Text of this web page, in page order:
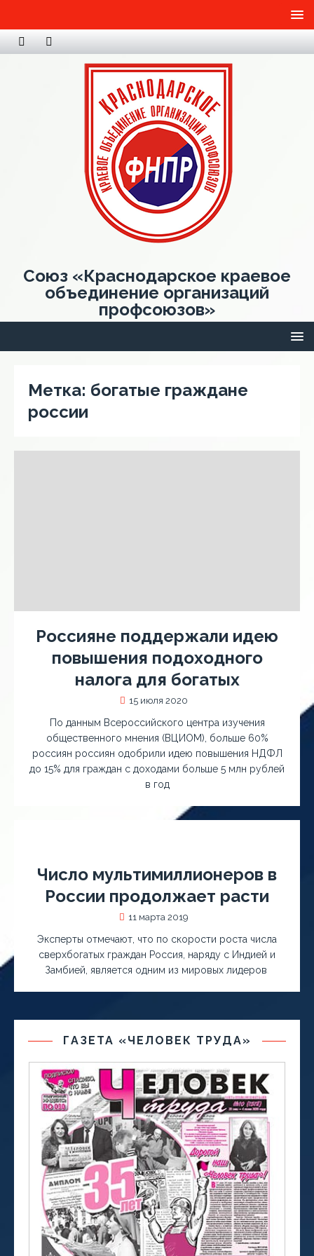
Союз «Краснодарское краевое
объединение организаций
профсоюзов»
Метка: богатые граждане
россии
Россияне поддержали идею
повышения подоходного
налога для богатых
15 июля 2020
По данным Всероссийского центра изучения
общественного мнения (ВЦИОМ), больше 60%
россиян россиян одобрили идею повышения НДФЛ
до 15% для граждан с доходами больше 5 млн рублей
в год
Число мультимиллионеров в
России продолжает расти
11 марта 2019
Эксперты отмечают, что по скорости роста числа
сверхбогатых граждан Россия, наряду с Индией и
Замбией, является одним из мировых лидеров
ГАЗЕТА «ЧЕЛОВЕК ТРУДА»